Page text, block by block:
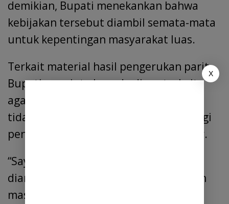
demikian, Bupati menekankan bahwa
kebijakan tersebut diambil semata-mata
untuk kepentingan masyarakat luas.
Terkait material hasil pengerukan parit,
Bupati meminta kepada dinas terkait
agar segera mengangkutnya sehingga
tidak menimbulkan persoalan baru bagi
pengguna jalan maupun warga sekitar.
“Saya minta hasil pengerukan segera
diangkut. Jangan sampai menimbulkan
masalah baru dan mengganggu
X